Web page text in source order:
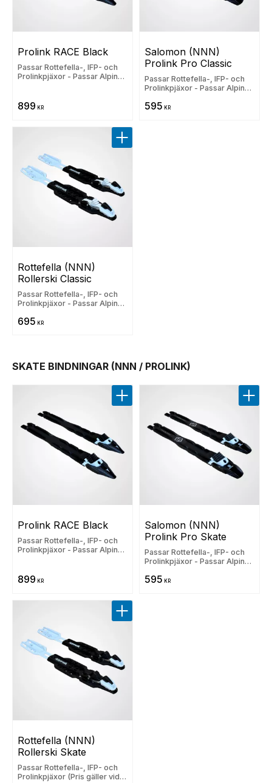
Prolink RACE Black
Passar Rottefella-, IFP- och
Prolinkpjäxor - Passar Alpina,
899 KR
Salomon (NNN)
Prolink Pro Classic
Passar Rottefella-, IFP- och
Prolinkpjäxor - Passar Alpina,
Salomon och Atomic
595 KR
Rottefella (NNN)
Rollerski Classic
Passar Rottefella-, IFP- och
Prolinkpjäxor - Passar Alpina,
Salomon och Atomic
695 KR
Lägg till i favoriter
SKATE BINDNINGAR (NNN / PROLINK)
Prolink RACE Black
Passar Rottefella-, IFP- och
Prolinkpjäxor - Passar Alpina,
899 KR
Lägg till i favoriter
Salomon (NNN)
Prolink Pro Skate
Passar Rottefella-, IFP- och
Prolinkpjäxor - Passar Alpina,
Salomon och Atomic
595 KR
Lägg
Rottefella (NNN)
Rollerski Skate
Passar Rottefella-, IFP- och
Prolinkpjäxor (Pris gäller vid
Lägg till i favoriter